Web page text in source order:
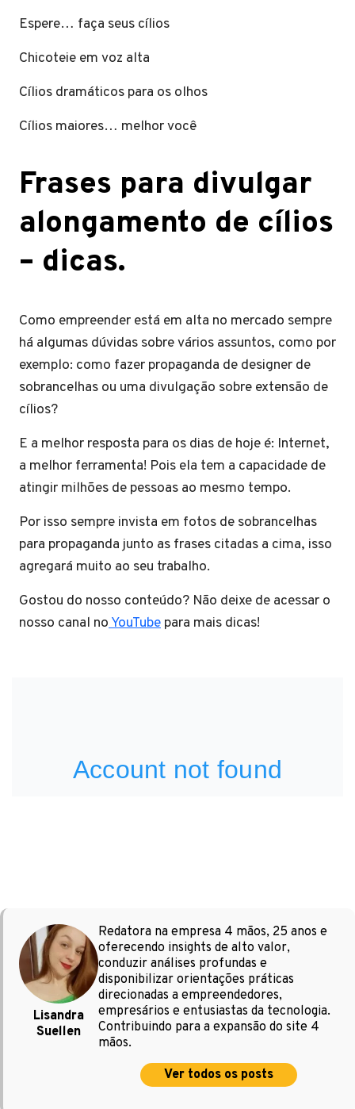
Espere… faça seus cílios
Chicoteie em voz alta
Cílios dramáticos para os olhos
Cílios maiores… melhor você
Frases para divulgar
alongamento de cílios
– dicas.
Como empreender está em alta no mercado sempre
há algumas dúvidas sobre vários assuntos, como por
exemplo: como fazer propaganda de designer de
sobrancelhas ou uma divulgação sobre extensão de
cílios?
E a melhor resposta para os dias de hoje é: Internet,
a melhor ferramenta! Pois ela tem a capacidade de
atingir milhões de pessoas ao mesmo tempo.
Por isso sempre invista em fotos de sobrancelhas
para propaganda junto as frases citadas a cima, isso
agregará muito ao seu trabalho.
Gostou do nosso conteúdo? Não deixe de acessar o
nosso canal noYouTube para mais dicas!
Lisandra
Suellen
Redatora na empresa 4 mãos, 25 anos e
oferecendo insights de alto valor,
conduzir análises profundas e
disponibilizar orientações práticas
direcionadas a empreendedores,
empresários e entusiastas da tecnologia.
Contribuindo para a expansão do site 4
mãos.
Ver todos os posts